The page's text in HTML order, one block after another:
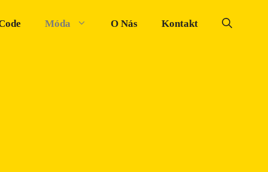
Móda O Nás Kontakt